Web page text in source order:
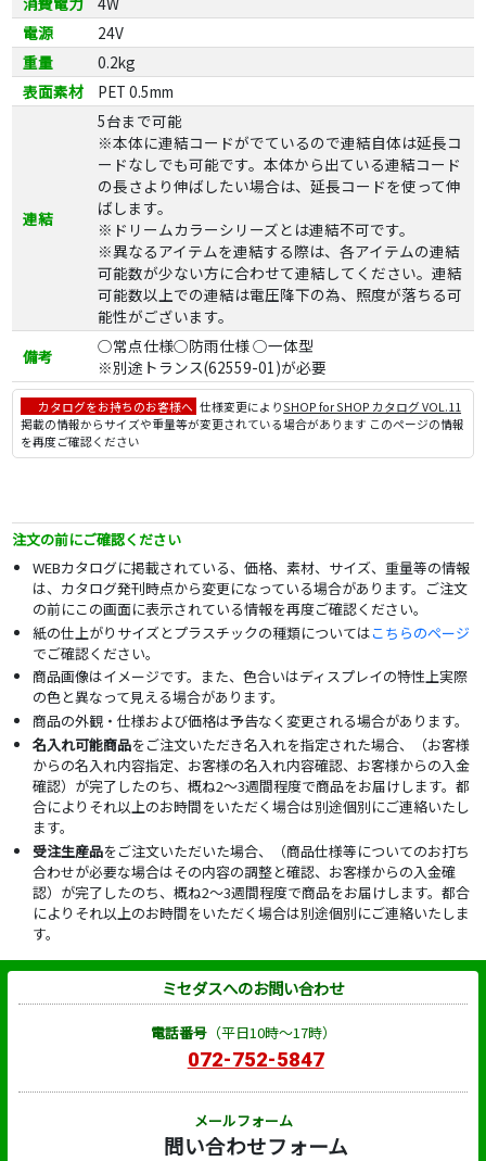
電源
24V
重量
0.2kg
表面素材
PET 0.5mm
連結
5台まで可能
※本体に連結コードがでているので連結自体は延長コ
ードなしでも可能です。本体から出ている連結コード
の長さより伸ばしたい場合は、延長コードを使って伸
ばします。
※ドリームカラーシリーズとは連結不可です。
※異なるアイテムを連結する際は、各アイテムの連結
可能数が少ない方に合わせて連結してください。連結
可能数以上での連結は電圧降下の為、照度が落ちる可
能性がございます。
備考
○常点仕様○防雨仕様 ○一体型
※別途トランス(62559-01)が必要
カタログをお持ちのお客様へ 仕様変更によりSHOP for SHOP カタログ VOL.11
掲載の情報からサイズや重量等が変更されている場合があります このページの情報
を再度ご確認ください
注文の前にご確認ください
WEBカタログに掲載されている、価格、素材、サイズ、重量等の情報
は、カタログ発刊時点から変更になっている場合があります。ご注文
の前にこの画面に表示されている情報を再度ご確認ください。
紙の仕上がりサイズとプラスチックの種類についてはこちらのページ
でご確認ください。
商品画像はイメージです。また、色合いはディスプレイの特性上実際
の色と異なって見える場合があります。
商品の外観・仕様および価格は予告なく変更される場合があります。
名入れ可能商品をご注文いただき名入れを指定された場合、（お客様
からの名入れ内容指定、お客様の名入れ内容確認、お客様からの入金
確認）が完了したのち、概ね2～3週間程度で商品をお届けします。都
合によりそれ以上のお時間をいただく場合は別途個別にご連絡いたし
ます。
受注生産品をご注文いただいた場合、（商品仕様等についてのお打ち
合わせが必要な場合はその内容の調整と確認、お客様からの入金確
認）が完了したのち、概ね2～3週間程度で商品をお届けします。都合
によりそれ以上のお時間をいただく場合は別途個別にご連絡いたしま
す。
ミセダスへのお問い合わせ
電話番号（平日10時～17時）
072-752-5847
メールフォーム
問い合わせフォーム